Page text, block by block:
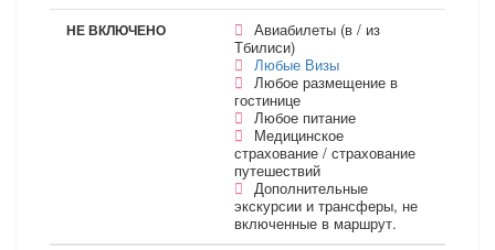
НЕ ВКЛЮЧЕНО
Авиабилеты (в / из
Тбилиси)
Любые Визы
Любое размещение в
гостинице
Любое питание
Медицинское
страхование / страхование
путешествий
Дополнительные
экскурсии и трансферы, не
включенные в маршрут.